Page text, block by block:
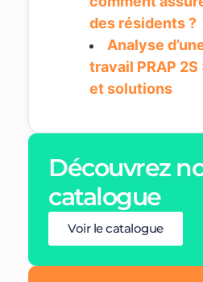
des résidents ?
Analyse
travail PRAP
et solutions
Découvrez
catalogue
Voir le catalogue